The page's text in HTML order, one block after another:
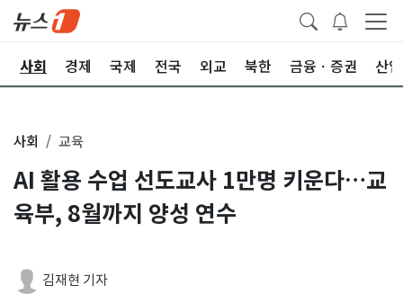
사회 경제 국제 전국 외교 북한 금융ㆍ증권 산업
사회 교육
AI 활용 수업 선도교사 1만명 키운다…교
육부, 8월까지 양성 연수
김재현 기자